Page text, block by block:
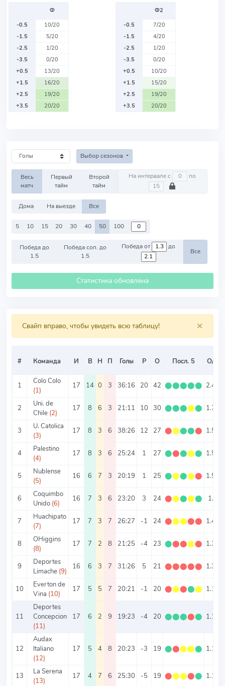
Ф
-0.5
10/20
-1.5
5/20
-2.5
1/20
-3.5
0/20
+0.5
13/20
+1.5
16/20
+2.5
19/20
+3.5
20/20
Ф2
-0.5
7/20
-1.5
4/20
-2.5
1/20
-3.5
0/20
+0.5
10/20
+1.5
15/20
+2.5
19/20
+3.5
20/20
Выбор сезонов
Весь
матч
Первый
тайм
Второй
тайм
На интервале с по
Дома На выезде Все
5 10 15 20 30 40 50 100
Победа до
1.5
Победа соп. до
1.5
Победа от до
Все
Статистика обновлена
×
Свайп вправо, чтобы увидеть всю таблицу!
# Команда И В Н П Голы Р О Посл. 5 О/И
1
Colo Colo
(1)
17 14 0 3 36:16 20 42 ⬤⬤⬤⬤⬤ 2.47
2
Uni. de
Chile (2)
17 8 6 3 21:11 10 30 ⬤⬤⬤⬤⬤ 1.76
3
U. Catolica
(3)
17 8 3 6 38:26 12 27 ⬤⬤⬤⬤⬤ 1.59
4
Palestino
(4)
17 8 3 6 25:24 1 27 ⬤⬤⬤⬤⬤ 1.59
5
Nublense
(5)
16 6 7 3 20:19 1 25 ⬤⬤⬤⬤⬤ 1.56
6
Coquimbo
Unido (6)
16 7 3 6 23:20 3 24 ⬤⬤⬤⬤⬤ 1.5
7
Huachipato
(7)
17 7 3 7 26:27 -1 24 ⬤⬤⬤⬤⬤ 1.41
8
OHiggins
(8)
17 7 2 8 21:25 -4 23 ⬤⬤⬤⬤⬤ 1.35
9
Deportes
Limache (9)
16 6 3 7 31:26 5 21 ⬤⬤⬤⬤⬤ 1.31
10
Everton de
Vina (10)
17 5 5 7 20:21 -1 20 ⬤⬤⬤⬤⬤ 1.18
11
Deportes
Concepcion
(11)
17 6 2 9 19:23 -4 20 ⬤⬤⬤⬤⬤ 1.18
12
Audax
Italiano
(12)
17 5 4 8 20:23 -3 19 ⬤⬤⬤⬤⬤ 1.12
13
La Serena
(13)
17 4 7 6 25:30 -5 19 ⬤⬤⬤⬤⬤ 1.12